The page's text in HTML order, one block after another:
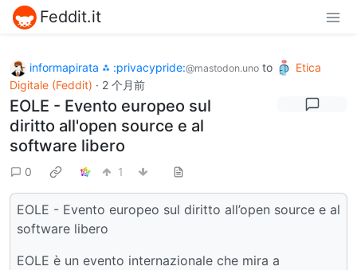
Feddit.it
informapirata ⁂ :privacypride:@mastodon.uno to
Etica
Digitale (Feddit) · 2 个月前
EOLE - Evento europeo sul
diritto all'open source e al
software libero
0 1
EOLE - Evento europeo sul diritto all’open source e al
software libero
EOLE è un evento internazionale che mira a